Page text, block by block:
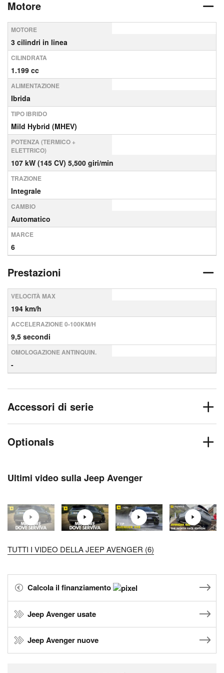
Motore
MOTORE
3 cilindri in linea
CILINDRATA
1.199 cc
ALIMENTAZIONE
Ibrida
TIPO IBRIDO
Mild Hybrid (MHEV)
POTENZA (TERMICO +
ELETTRICO)
107 kW (145 CV) 5,500 giri/min
TRAZIONE
Integrale
CAMBIO
Automatico
MARCE
6
Prestazioni
VELOCITÀ MAX
194 km/h
ACCELERAZIONE 0-100KM/H
9,5 secondi
OMOLOGAZIONE ANTINQUIN.
-
Accessori di serie
Optionals
Ultimi video sulla Jeep Avenger
TUTTI I VIDEO DELLA JEEP AVENGER (6)
Calcola il finanziamento
Jeep Avenger usate
Jeep Avenger nuove